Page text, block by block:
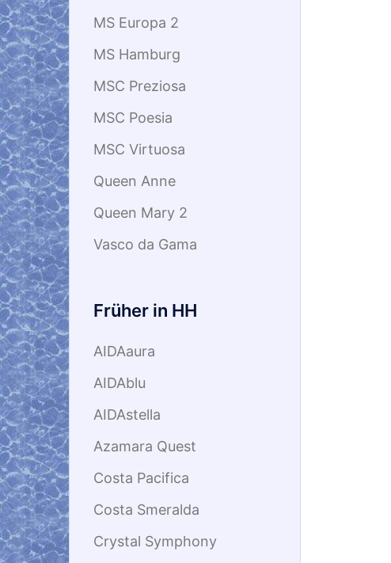
MS Europa 2
MS Hamburg
MSC Preziosa
MSC Poesia
MSC Virtuosa
Queen Anne
Queen Mary 2
Vasco da Gama
Früher in HH
AIDAaura
AIDAblu
AIDAstella
Azamara Quest
Costa Pacifica
Costa Smeralda
Crystal Symphony